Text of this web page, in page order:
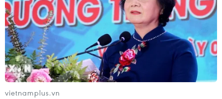
07/08/2026 00:31
Xem thêm
vietnamplus.vn